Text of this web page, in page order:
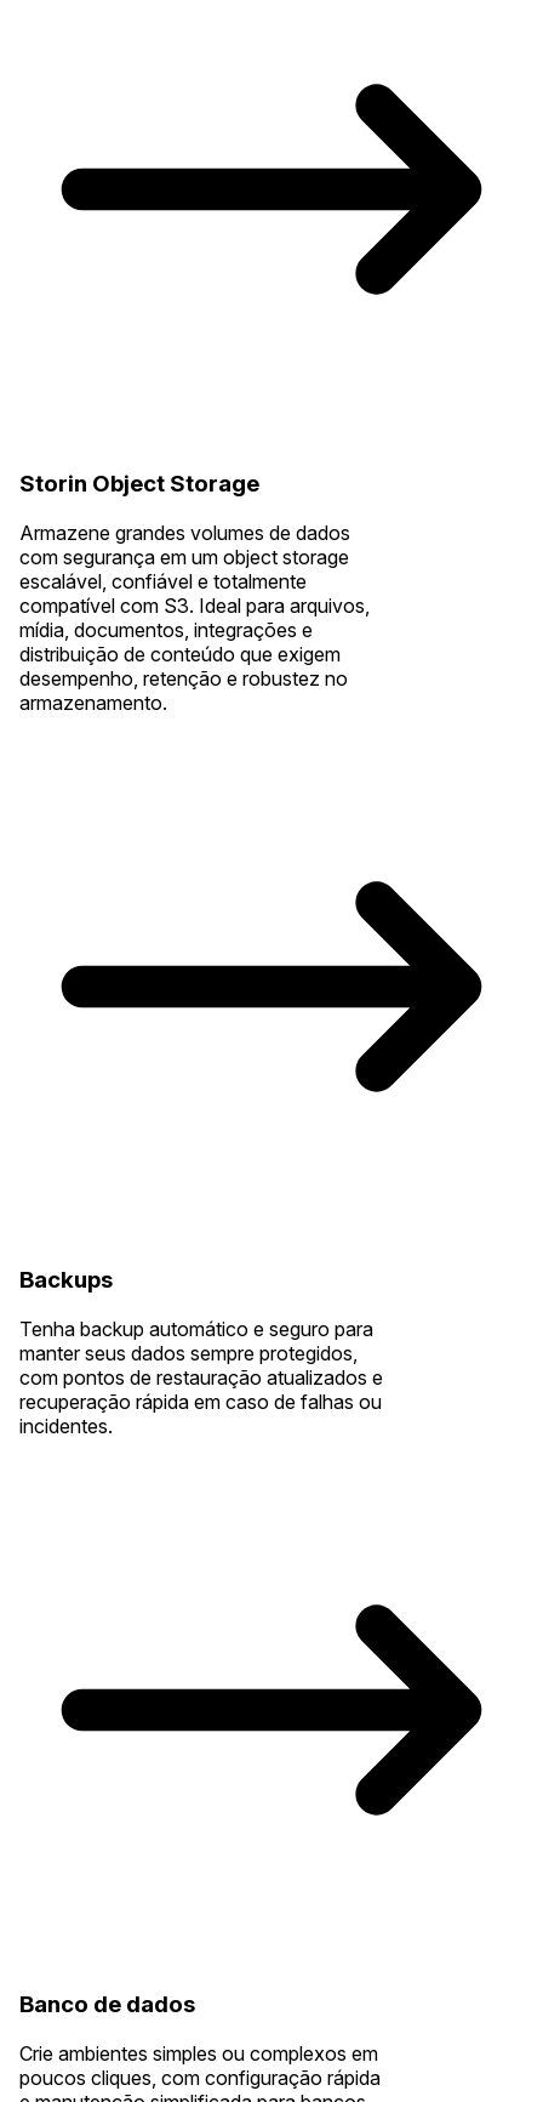
Storin Object Storage
Armazene grandes volumes de dados
com segurança em um object storage
escalável, confiável e totalmente
compatível com S3. Ideal para arquivos,
mídia, documentos, integrações e
distribuição de conteúdo que exigem
desempenho, retenção e robustez no
armazenamento.
Backups
Tenha backup automático e seguro para
manter seus dados sempre protegidos,
com pontos de restauração atualizados e
recuperação rápida em caso de falhas ou
incidentes.
Banco de dados
Crie ambientes simples ou complexos em
poucos cliques, com configuração rápida